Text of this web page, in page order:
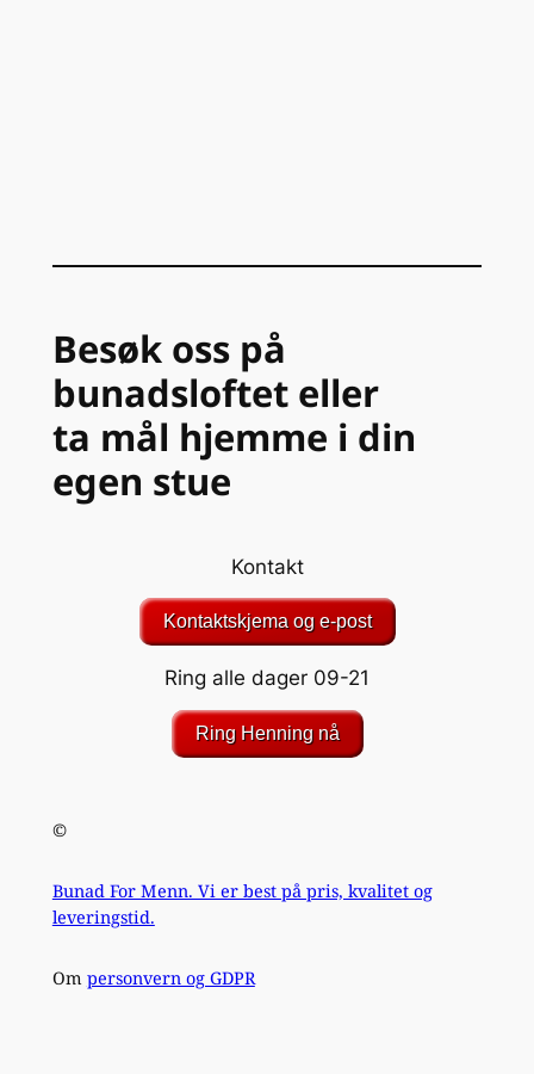
Besøk oss på
bunadsloftet eller
ta mål hjemme i din
egen stue
Kontakt
Kontaktskjema og e-post
Ring alle dager 09-21
Ring Henning nå
©
Bunad For Menn. Vi er best på pris, kvalitet og
leveringstid.
Om personvern og GDPR